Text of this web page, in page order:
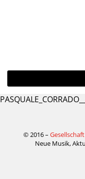
© 2016 –
Neue Musik,